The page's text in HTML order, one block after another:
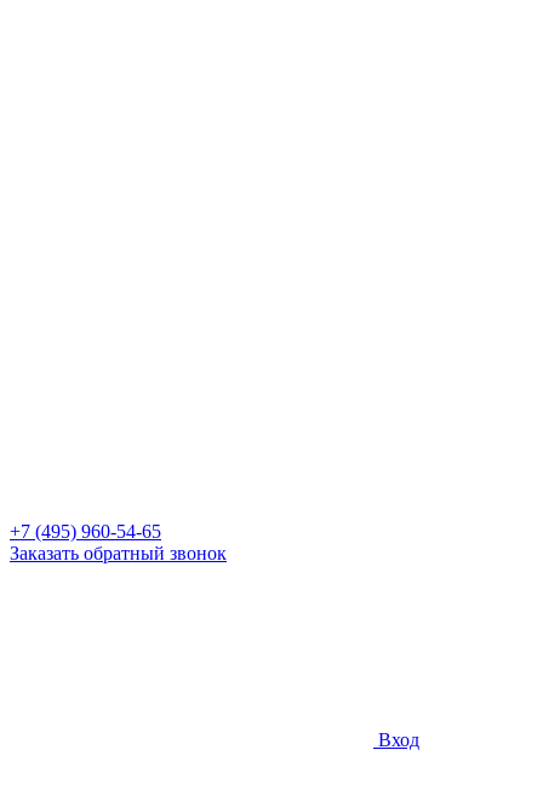
+7 (495) 960-54-65
Заказать обратный звонок
Вход